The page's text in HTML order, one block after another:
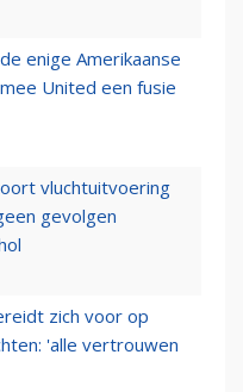
enige Amerikaanse
United een fusie
vluchtuitvoering
gevolgen
zich voor op
'alle vertrouwen